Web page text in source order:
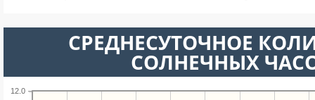
СРЕДНЕСУТОЧНОЕ
СОЛНЕЧНЫХ
12.0